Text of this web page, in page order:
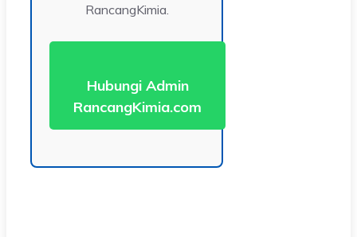
RancangKimia.
Hubungi Admin
RancangKimia.com